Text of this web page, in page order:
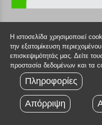
Τεχνική υποστήριξη
Η ιστοσελίδα χρησιμοποιεί
την εξατομίκευση
επισκεψιμότητάς μας. Δείτε
προστασία δεδομένων και τα
Πληροφορίες
Απόρριψη